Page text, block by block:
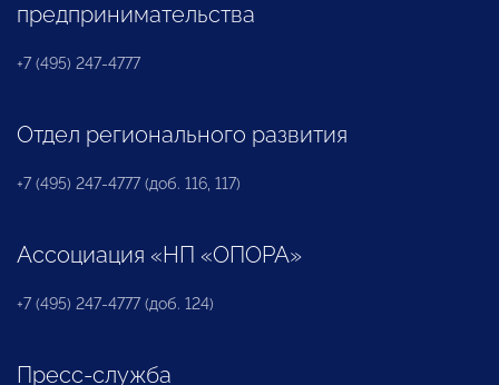
предпринимательства
+7 (495) 247-4777
Отдел регионального развития
+7 (495) 247-4777 (доб. 116, 117)
Ассоциация «НП «ОПОРА»
+7 (495) 247-4777 (доб. 124)
Пресс-служба